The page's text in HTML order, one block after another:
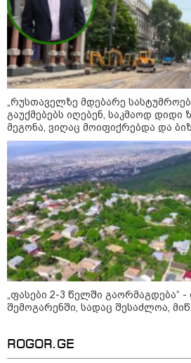
ევროპაში
ძვირი და
09:05 / 07-
ცნობილ
დროს
კატეგორიის ყველა
რუსეთში,
„რუსთაველზე მდებარე
გაუქმებებს იღებენ, საკმაოდ
მეგონა, ვიღაც მოიფიქრებდა და
„ფასები 2-3 წელში გაორმაგდება“
შემოგარენში, სადაც შესაძლოა,
ROGOR.GE